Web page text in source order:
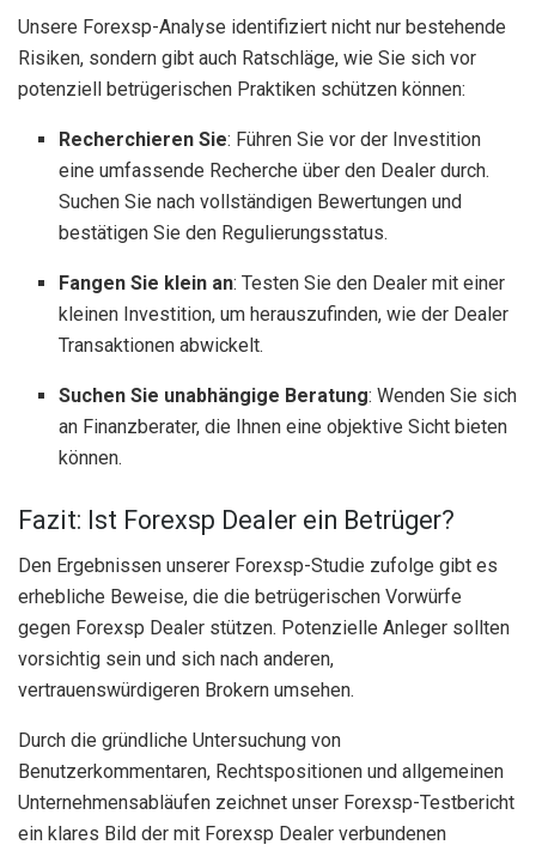
Unsere Forexsp-Analyse identifiziert nicht nur bestehende
Risiken, sondern gibt auch Ratschläge, wie Sie sich vor
potenziell betrügerischen Praktiken schützen können:
Recherchieren Sie: Führen Sie vor der Investition
eine umfassende Recherche über den Dealer durch.
Suchen Sie nach vollständigen Bewertungen und
bestätigen Sie den Regulierungsstatus.
Fangen Sie klein an: Testen Sie den Dealer mit einer
kleinen Investition, um herauszufinden, wie der Dealer
Transaktionen abwickelt.
Suchen Sie unabhängige Beratung: Wenden Sie sich
an Finanzberater, die Ihnen eine objektive Sicht bieten
können.
Fazit: Ist Forexsp Dealer ein Betrüger?
Den Ergebnissen unserer Forexsp-Studie zufolge gibt es
erhebliche Beweise, die die betrügerischen Vorwürfe
gegen Forexsp Dealer stützen. Potenzielle Anleger sollten
vorsichtig sein und sich nach anderen,
vertrauenswürdigeren Brokern umsehen.
Durch die gründliche Untersuchung von
Benutzerkommentaren, Rechtspositionen und allgemeinen
Unternehmensabläufen zeichnet unser Forexsp-Testbericht
ein klares Bild der mit Forexsp Dealer verbundenen